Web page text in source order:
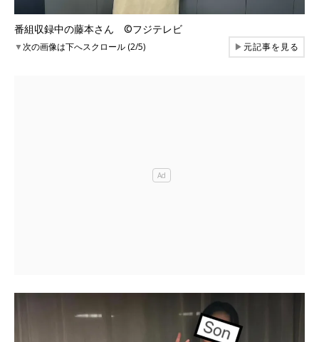
番組収録中の藤本さん ©フジテレビ
▼次の画像は下へスクロール (2/5) ▶元記事を見る